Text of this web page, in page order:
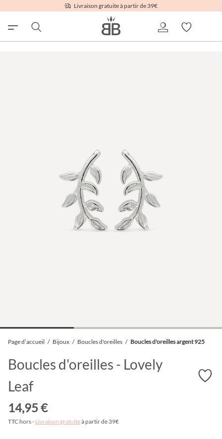
Livraison gratuite à partir de 39€
Page d’accueil / Bijoux / Boucles d'oreilles / Boucles d'oreilles argent 925
Boucles d'oreilles - Lovely
Leaf
14,95 €
TTC hors - Livraison gratuiteà partir de 39€